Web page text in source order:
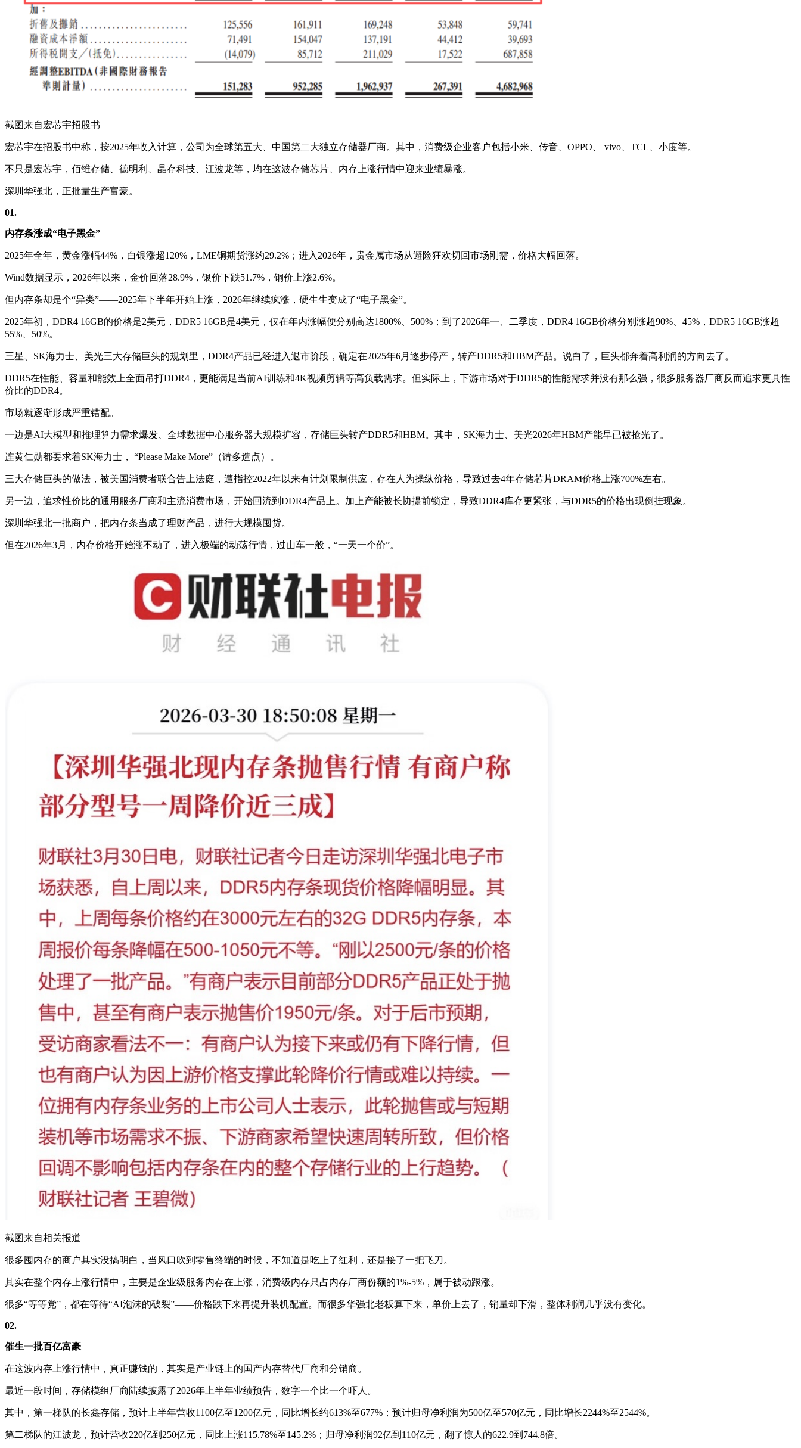
截图来自宏芯宇招股书
宏芯宇在招股书中称，按2025年收入计算，公司为全球第五大、中国第二大独立存储器厂商。其中，消费级企业客户包括小米、传音、OPPO、 vivo、TCL、小度等。
不只是宏芯宇，佰维存储、德明利、晶存科技、江波龙等，均在这波存储芯片、内存上涨行情中迎来业绩暴涨。
深圳华强北，正批量生产富豪。
01.
内存条涨成“电子黑金”
2025年全年，黄金涨幅44%，白银涨超120%，LME铜期货涨约29.2%；进入2026年，贵金属市场从避险狂欢切回市场刚需，价格大幅回落。
Wind数据显示，2026年以来，金价回落28.9%，银价下跌51.7%，铜价上涨2.6%。
但内存条却是个“异类”——2025年下半年开始上涨，2026年继续疯涨，硬生生变成了“电子黑金”。
2025年初，DDR4 16GB的价格是2美元，DDR5 16GB是4美元，仅在年内涨幅便分别高达1800%、500%；到了2026年一、二季度，DDR4 16GB价格分别涨超90%、45%，DDR5 16GB涨超
55%、50%。
三星、SK海力士、美光三大存储巨头的规划里，DDR4产品已经进入退市阶段，确定在2025年6月逐步停产，转产DDR5和HBM产品。说白了，巨头都奔着高利润的方向去了。
DDR5在性能、容量和能效上全面吊打DDR4，更能满足当前AI训练和4K视频剪辑等高负载需求。但实际上，下游市场对于DDR5的性能需求并没有那么强，很多服务器厂商反而追求更具性
价比的DDR4。
市场就逐渐形成严重错配。
一边是AI大模型和推理算力需求爆发、全球数据中心服务器大规模扩容，存储巨头转产DDR5和HBM。其中，SK海力士、美光2026年HBM产能早已被抢光了。
连黄仁勋都要求着SK海力士， “Please Make More”（请多造点）。
三大存储巨头的做法，被美国消费者联合告上法庭，遭指控2022年以来有计划限制供应，存在人为操纵价格，导致过去4年存储芯片DRAM价格上涨700%左右。
另一边，追求性价比的通用服务厂商和主流消费市场，开始回流到DDR4产品上。加上产能被长协提前锁定，导致DDR4库存更紧张，与DDR5的价格出现倒挂现象。
深圳华强北一批商户，把内存条当成了理财产品，进行大规模囤货。
但在2026年3月，内存价格开始涨不动了，进入极端的动荡行情，过山车一般，“一天一个价”。
截图来自相关报道
很多囤内存的商户其实没搞明白，当风口吹到零售终端的时候，不知道是吃上了红利，还是接了一把飞刀。
其实在整个内存上涨行情中，主要是企业级服务内存在上涨，消费级内存只占内存厂商份额的1%-5%，属于被动跟涨。
很多“等等党”，都在等待“AI泡沫的破裂”——价格跌下来再提升装机配置。而很多华强北老板算下来，单价上去了，销量却下滑，整体利润几乎没有变化。
02.
催生一批百亿富豪
在这波内存上涨行情中，真正赚钱的，其实是产业链上的国产内存替代厂商和分销商。
最近一段时间，存储模组厂商陆续披露了2026年上半年业绩预告，数字一个比一个吓人。
其中，第一梯队的长鑫存储，预计上半年营收1100亿至1200亿元，同比增长约613%至677%；预计归母净利润为500亿至570亿元，同比增长2244%至2544%。
第二梯队的江波龙，预计营收220亿到250亿元，同比上涨115.78%至145.2%；归母净利润92亿到110亿元，翻了惊人的622.9到744.8倍。